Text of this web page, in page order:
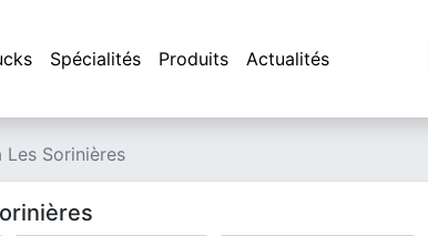
Spécialités Produits Actualités
Les Sorinières